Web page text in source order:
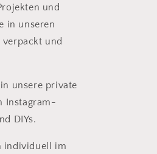
und
in unseren
und
unsere private
Instagram-
DIYs.
individuell im